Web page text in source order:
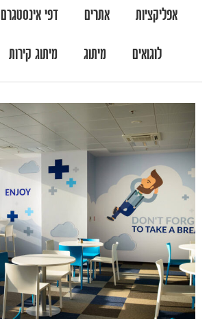
אפליקציות אתרים דפי אינסטגרם
לוגואים מיתוג מיתוג קירות